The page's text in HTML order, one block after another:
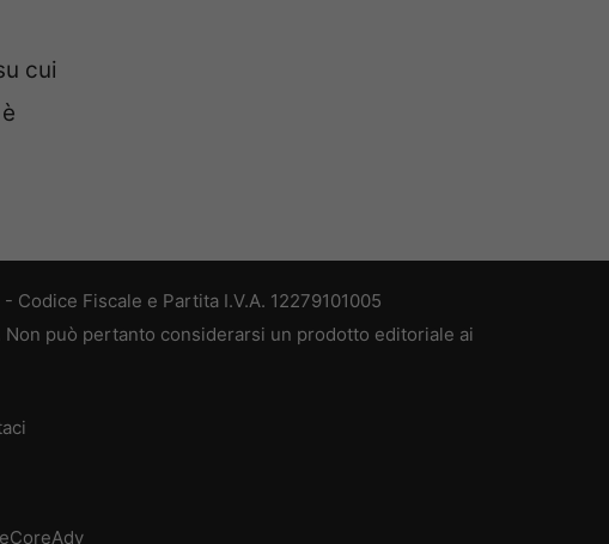
cui
Codice Fiscale e Partita I.V.A. 12279101005
può pertanto considerarsi un prodotto editoriale ai